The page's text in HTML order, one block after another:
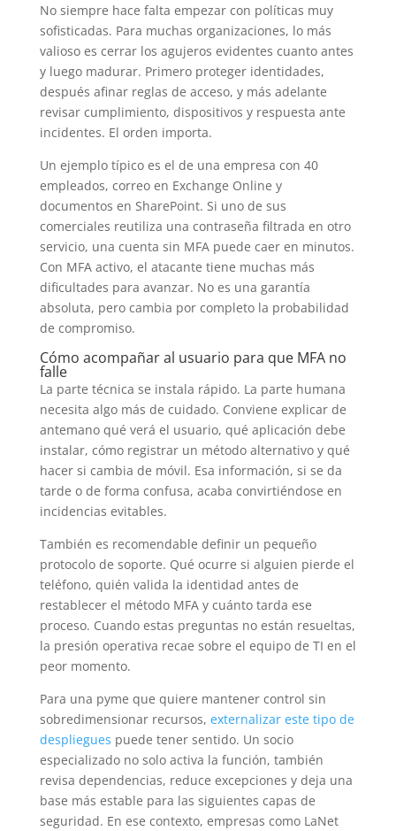
No siempre hace falta empezar con políticas muy
sofisticadas. Para muchas organizaciones, lo más
valioso es cerrar los agujeros evidentes cuanto antes
y luego madurar. Primero proteger identidades,
después afinar reglas de acceso, y más adelante
revisar cumplimiento, dispositivos y respuesta ante
incidentes. El orden importa.
Un ejemplo típico es el de una empresa con 40
empleados, correo en Exchange Online y
documentos en SharePoint. Si uno de sus
comerciales reutiliza una contraseña filtrada en otro
servicio, una cuenta sin MFA puede caer en minutos.
Con MFA activo, el atacante tiene muchas más
dificultades para avanzar. No es una garantía
absoluta, pero cambia por completo la probabilidad
de compromiso.
Cómo acompañar al usuario para que MFA no
falle
La parte técnica se instala rápido. La parte humana
necesita algo más de cuidado. Conviene explicar de
antemano qué verá el usuario, qué aplicación debe
instalar, cómo registrar un método alternativo y qué
hacer si cambia de móvil. Esa información, si se da
tarde o de forma confusa, acaba convirtiéndose en
incidencias evitables.
También es recomendable definir un pequeño
protocolo de soporte. Qué ocurre si alguien pierde el
teléfono, quién valida la identidad antes de
restablecer el método MFA y cuánto tarda ese
proceso. Cuando estas preguntas no están resueltas,
la presión operativa recae sobre el equipo de TI en el
peor momento.
Para una pyme que quiere mantener control sin
sobredimensionar recursos, externalizar este tipo de
despliegues puede tener sentido. Un socio
especializado no solo activa la función, también
revisa dependencias, reduce excepciones y deja una
base más estable para las siguientes capas de
seguridad. En ese contexto, empresas como LaNet